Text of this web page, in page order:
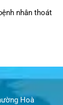
nhân thoát
Hoà